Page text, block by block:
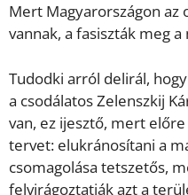
Mert Magyarországon az
vannak, a fasiszták meg a
Tudodki arról delirál,
a csodálatos Zelenszkij
van, ez ijesztő, mert
tervet: elukránosítani a
csomagolása tetszetős,
felvirágoztatják azt a